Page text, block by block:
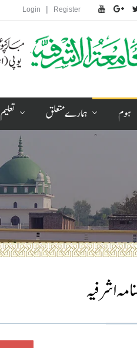
Login | Register
ہوم ہمارے متعلق تعلیم
اشرفیہ